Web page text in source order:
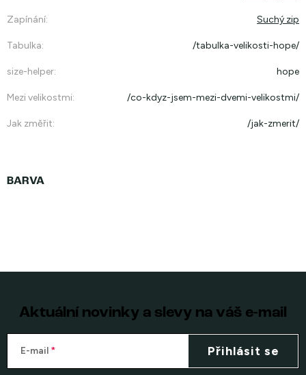
Zapínání: Suchý zip
Tabulka: /tabulka-velikosti-hope/
size-helper: hope
Mezi velikostmi: /co-kdyz-jsem-mezi-dvemi-velikostmi/
Jak změřit: /jak-zmerit/
Aktuální novinky a slevy na váš e-mail
E-mail Přihlásit se